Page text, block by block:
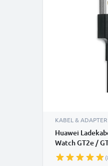
KABEL & ADAPTER
Huawei
Watch GT2e /
Fitness Tracker